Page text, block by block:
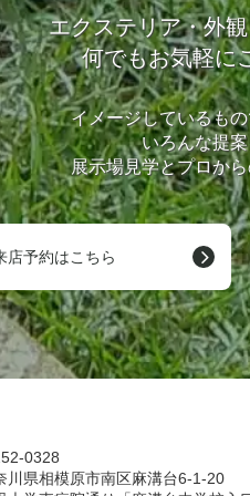
エクステリア・外
何でもお気軽に
イメージしているも
いろんな提
展示場見学とプロか
店予約はこちら
0328
川県相模原市南区麻溝台6-1-20